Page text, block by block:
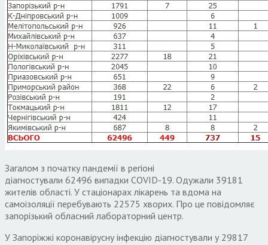
Загалом з початку пандемії в регіоні
діагностували 62496 випадки COVID-19. Одужали 39181
жителів області. У стаціонарах лікарень та вдома на
самоізоляції перебувають 22575 хворих. Про це повідомляє
запорізький обласний лабораторний центр.
У Запоріжжі коронавірусну інфекцію діагностували у 29817